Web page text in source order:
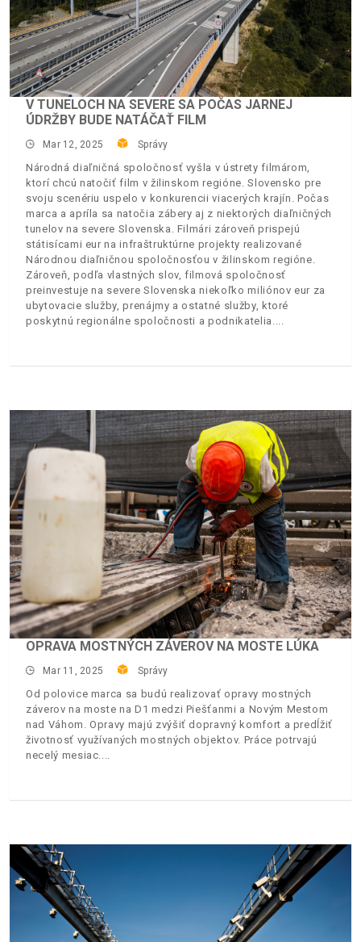
V TUNELOCH NA SEVERE SA POČAS JARNEJ
ÚDRŽBY BUDE NATÁČAŤ FILM
Mar 12, 2025 Správy
Národná diaľničná spoločnosť vyšla v ústrety filmárom,
ktorí chcú natočiť film v žilinskom regióne. Slovensko pre
svoju scenériu uspelo v konkurencii viacerých krajín. Počas
marca a apríla sa natočia zábery aj z niektorých diaľničných
tunelov na severe Slovenska. Filmári zároveň prispejú
státisícami eur na infraštruktúrne projekty realizované
Národnou diaľničnou spoločnosťou v žilinskom regióne.
Zároveň, podľa vlastných slov, filmová spoločnosť
preinvestuje na severe Slovenska niekoľko miliónov eur za
ubytovacie služby, prenájmy a ostatné služby, ktoré
poskytnú regionálne spoločnosti a podnikatelia.
OPRAVA MOSTNÝCH ZÁVEROV NA MOSTE LÚKA
Mar 11, 2025 Správy
Od polovice marca sa budú realizovať opravy mostných
záverov na moste na D1 medzi Piešťanmi a Novým Mestom
nad Váhom. Opravy majú zvýšiť dopravný komfort a predĺžiť
životnosť využívaných mostných objektov. Práce potrvajú
necelý mesiac.